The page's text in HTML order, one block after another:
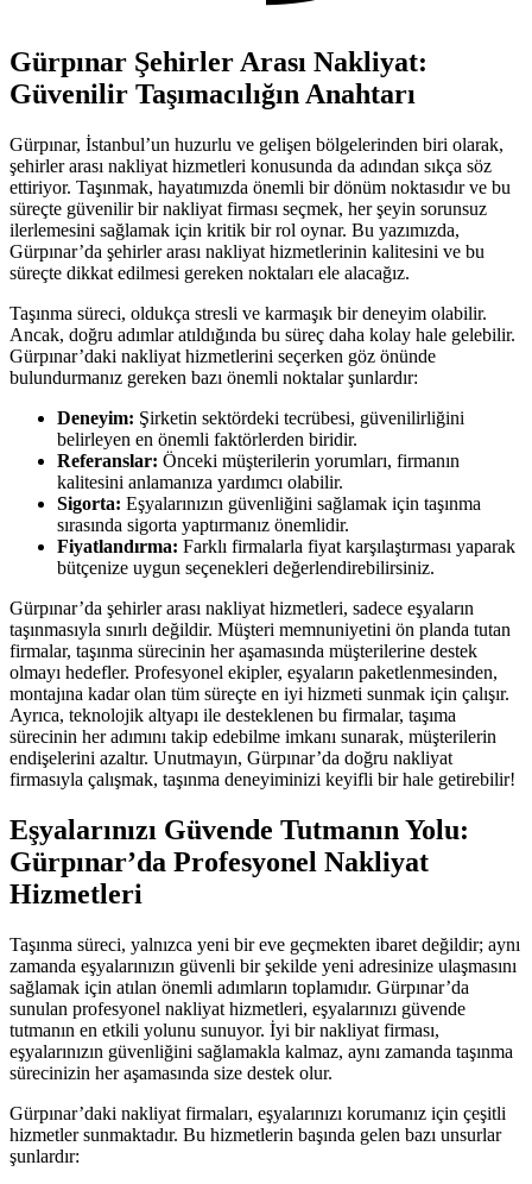
Gürpınar Şehirler Arası Nakliyat:
Güvenilir Taşımacılığın Anahtarı
Gürpınar, İstanbul’un huzurlu ve gelişen bölgelerinden biri olarak,
şehirler arası nakliyat hizmetleri konusunda da adından sıkça söz
ettiriyor. Taşınmak, hayatımızda önemli bir dönüm noktasıdır ve bu
süreçte güvenilir bir nakliyat firması seçmek, her şeyin sorunsuz
ilerlemesini sağlamak için kritik bir rol oynar. Bu yazımızda,
Gürpınar’da şehirler arası nakliyat hizmetlerinin kalitesini ve bu
süreçte dikkat edilmesi gereken noktaları ele alacağız.
Taşınma süreci, oldukça stresli ve karmaşık bir deneyim olabilir.
Ancak, doğru adımlar atıldığında bu süreç daha kolay hale gelebilir.
Gürpınar’daki nakliyat hizmetlerini seçerken göz önünde
bulundurmanız gereken bazı önemli noktalar şunlardır:
Deneyim: Şirketin sektördeki tecrübesi, güvenilirliğini
belirleyen en önemli faktörlerden biridir.
Referanslar: Önceki müşterilerin yorumları, firmanın
kalitesini anlamanıza yardımcı olabilir.
Sigorta: Eşyalarınızın güvenliğini sağlamak için taşınma
sırasında sigorta yaptırmanız önemlidir.
Fiyatlandırma: Farklı firmalarla fiyat karşılaştırması yaparak
bütçenize uygun seçenekleri değerlendirebilirsiniz.
Gürpınar’da şehirler arası nakliyat hizmetleri, sadece eşyaların
taşınmasıyla sınırlı değildir. Müşteri memnuniyetini ön planda tutan
firmalar, taşınma sürecinin her aşamasında müşterilerine destek
olmayı hedefler. Profesyonel ekipler, eşyaların paketlenmesinden,
montajına kadar olan tüm süreçte en iyi hizmeti sunmak için çalışır.
Ayrıca, teknolojik altyapı ile desteklenen bu firmalar, taşıma
sürecinin her adımını takip edebilme imkanı sunarak, müşterilerin
endişelerini azaltır. Unutmayın, Gürpınar’da doğru nakliyat
firmasıyla çalışmak, taşınma deneyiminizi keyifli bir hale getirebilir!
Eşyalarınızı Güvende Tutmanın Yolu:
Gürpınar’da Profesyonel Nakliyat
Hizmetleri
Taşınma süreci, yalnızca yeni bir eve geçmekten ibaret değildir; aynı
zamanda eşyalarınızın güvenli bir şekilde yeni adresinize ulaşmasını
sağlamak için atılan önemli adımların toplamıdır. Gürpınar’da
sunulan profesyonel nakliyat hizmetleri, eşyalarınızı güvende
tutmanın en etkili yolunu sunuyor. İyi bir nakliyat firması,
eşyalarınızın güvenliğini sağlamakla kalmaz, aynı zamanda taşınma
sürecinizin her aşamasında size destek olur.
Gürpınar’daki nakliyat firmaları, eşyalarınızı korumanız için çeşitli
hizmetler sunmaktadır. Bu hizmetlerin başında gelen bazı unsurlar
şunlardır: